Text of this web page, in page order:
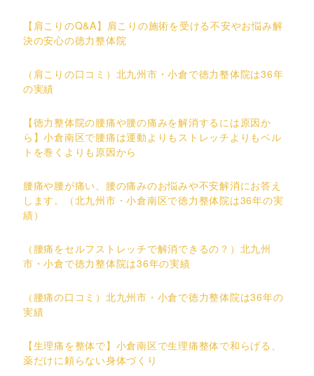
【肩こりのQ&A】肩こりの施術を受ける不安やお悩み解
決の安心の徳力整体院
（肩こりの口コミ）北九州市・小倉で徳力整体院は36年
の実績
【徳力整体院の腰痛や腰の痛みを解消するには原因か
ら】小倉南区で腰痛は運動よりもストレッチよりもベル
トを巻くよりも原因から
腰痛や腰が痛い、腰の痛みのお悩みや不安解消にお答え
します。（北九州市・小倉南区で徳力整体院は36年の実
績）
（腰痛をセルフストレッチで解消できるの？）北九州
市・小倉で徳力整体院は36年の実績
（腰痛の口コミ）北九州市・小倉で徳力整体院は36年の
実績
【生理痛を整体で】小倉南区で生理痛整体で和らげる、
薬だけに頼らない身体づくり